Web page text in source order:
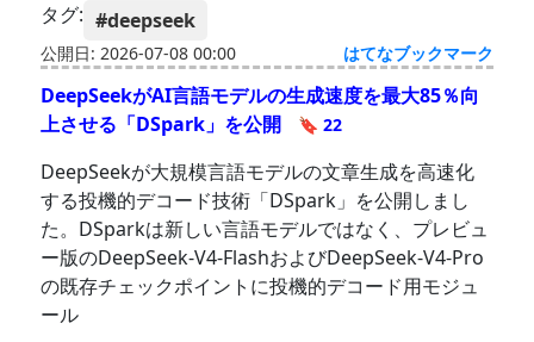
タグ: #deepseek
公開日: 2026-07-08 00:00 はてなブックマーク
DeepSeekがAI言語モデルの生成速度を最大85％向
上させる「DSpark」を公開
🔖 22
DeepSeekが大規模言語モデルの文章生成を高速化
する投機的デコード技術「DSpark」を公開しまし
た。DSparkは新しい言語モデルではなく、プレビュ
ー版のDeepSeek-V4-FlashおよびDeepSeek-V4-Pro
の既存チェックポイントに投機的デコード用モジュ
ール